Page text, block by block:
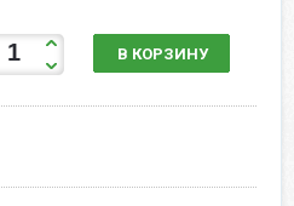
В КОРЗИНУ